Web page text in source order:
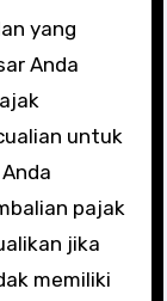
yang
Anda
untuk
pajak
jika
memiliki